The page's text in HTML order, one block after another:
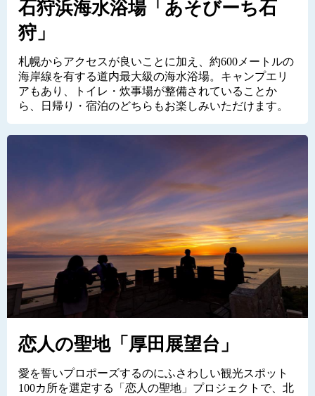
石狩浜海水浴場「あそびーち石
狩」
札幌からアクセスが良いことに加え、約600メートルの
海岸線を有する道内最大級の海水浴場。キャンプエリ
アもあり、トイレ・炊事場が整備されていることか
ら、日帰り・宿泊のどちらもお楽しみいただけます。
恋人の聖地「厚田展望台」
愛を誓いプロポーズするのにふさわしい観光スポット
100カ所を選定する「恋人の聖地」プロジェクトで、北